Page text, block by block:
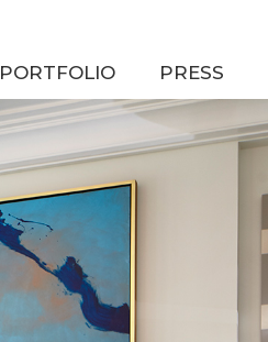
PORTFOLIO PRESS